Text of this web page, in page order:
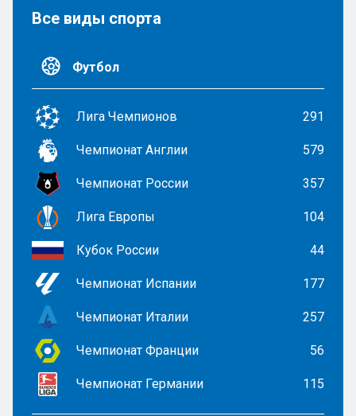
Все виды спорта
Футбол
Лига Чемпионов 291
Чемпионат Англии 579
Чемпионат России 357
Лига Европы 104
Кубок России 44
Чемпионат Испании 177
Чемпионат Италии 257
Чемпионат Франции 56
Чемпионат Германии 115